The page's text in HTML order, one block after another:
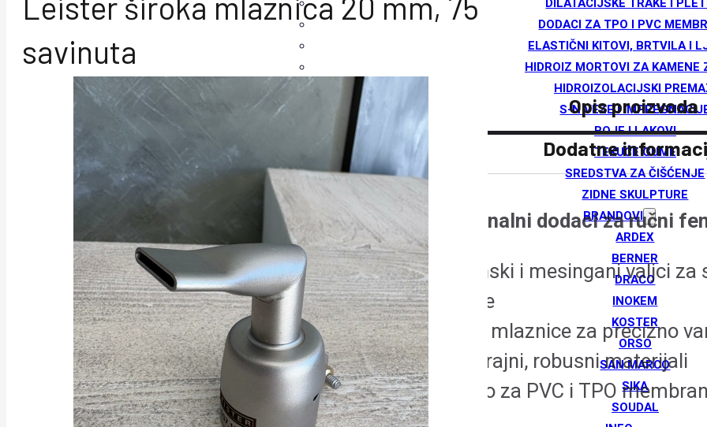
DODACI ZA TPO I PVC
ELASTIČNI KITOVI, BRTVILA I
HIDROIZ MORTOVI ZA KAMENE
HIDROIZOLACIJSKI
S-N VEZE I
BOJE I LAKOVI
TEKUĆE GUME
SREDSTVA ZA ČIŠĆENJE
ZIDNE SKULPTURE
BRANDOVI
ARDEX
BERNER
DRACO
INOKEM
KOSTER
ORSO
SAN MARCO
SIKA
SOUDAL
savinuta
Opis proizvoda
Dodatne
Profesionalni dodaci za ručni
✔️ Silikonski i mesingani valjci za
prianjanje
✔️ Široke mlaznice za precizno
✔️ Dugotrajni, robusni materijali
✔️ Idealno za PVC i TPO